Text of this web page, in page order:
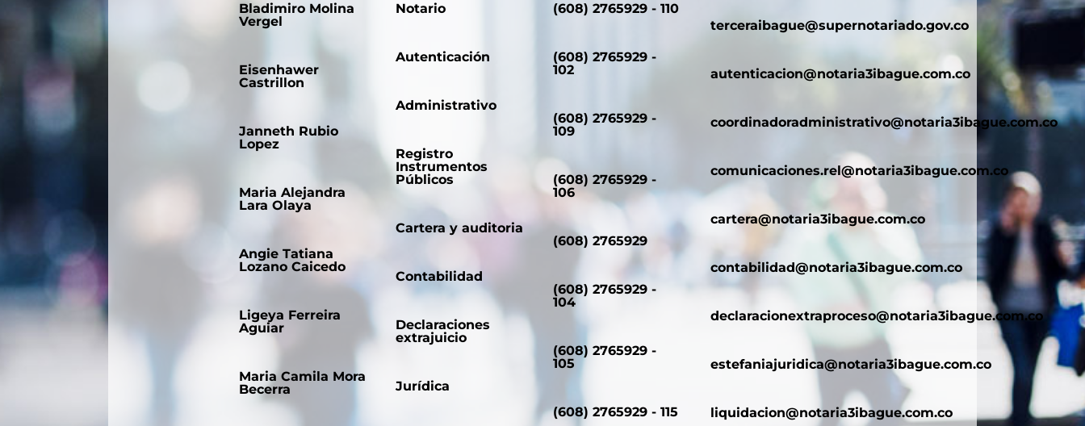
Bladimiro Molina
Vergel
Eisenhawer
Castrillon
Janneth Rubio
Lopez
Maria Alejandra
Lara Olaya
Angie Tatiana
Lozano Caicedo
Ligeya Ferreira
Aguiar
Maria Camila Mora
Becerra
Notario
Autenticación
Administrativo
Registro
Instrumentos
Públicos
Cartera y auditoria
Contabilidad
Declaraciones
extrajuicio
Jurídica
(608) 2765929 - 110
(608) 2765929 -
102
(608) 2765929 -
109
(608) 2765929 -
106
(608) 2765929
(608) 2765929 -
104
(608) 2765929 -
105
(608) 2765929 - 115
terceraibague@supernotariado.gov.co
autenticacion@notaria3ibague.com.co
coordinadoradministrativo@notaria3ibague.com.co
comunicaciones.rel@notaria3ibague.com.co
cartera@notaria3ibague.com.co
contabilidad@notaria3ibague.com.co
declaracionextraproceso@notaria3ibague.com.co
estefaniajuridica@notaria3ibague.com.co
liquidacion@notaria3ibague.com.co